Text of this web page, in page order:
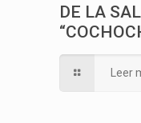
DE LA
Leer